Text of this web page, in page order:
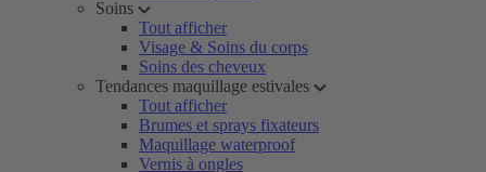
Soins
Tout afficher
Visage & Soins du corps
Soins des cheveux
Tendances maquillage estivales
Tout afficher
Brumes et sprays fixateurs
Maquillage waterproof
Vernis à ongles